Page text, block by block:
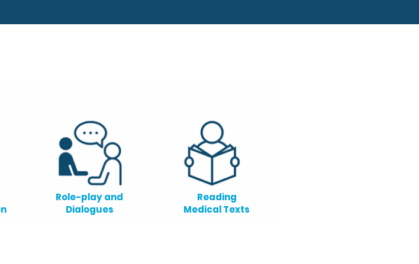
Role-play and
Dialogues
Reading
Medical Texts